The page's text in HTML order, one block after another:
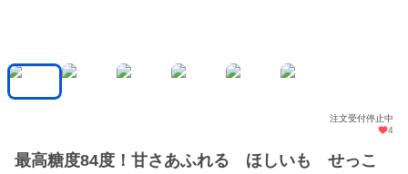
注文受付停止中
4
最高糖度84度！甘さあふれる ほしいも せっこ